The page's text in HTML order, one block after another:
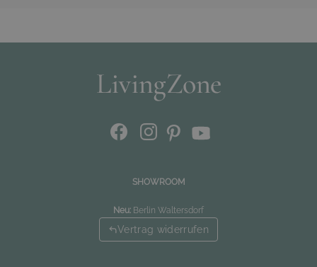
SHOWROOM
Neu: Berlin Waltersdorf
Vertrag widerrufen